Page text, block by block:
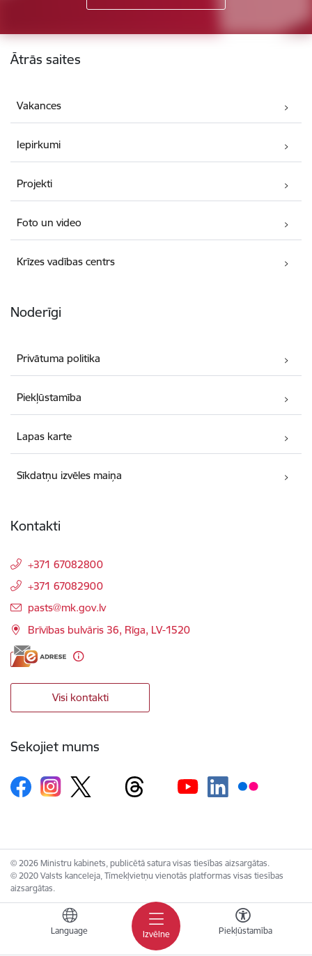
Izvēlne
Language Piekļūstamība
Kājene
Ātrās saites
Vakances
Iepirkumi
Projekti
Foto un video
Krīzes vadības centrs
Noderīgi
Privātuma politika
Piekļūstamība
Lapas karte
Sīkdatņu izvēles maiņa
Kontakti
+371 67082800
+371 67082900
E-pasts:
pasts@mk.gov.lv
Brīvības bulvāris 36, Rīga, LV-1520
Visi kontakti
Sekojiet mums
© 2026 Ministru kabinets, publicētā satura visas tiesības aizsargātas.
© 2020 Valsts kanceleja, Tīmekļvietņu vienotās platformas visas tiesības
aizsargātas.